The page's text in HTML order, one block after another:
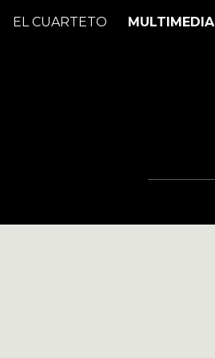
EL CUARTETO MULTIMEDIA